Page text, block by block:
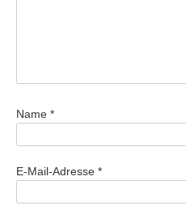
Name *
E-Mail-Adresse *